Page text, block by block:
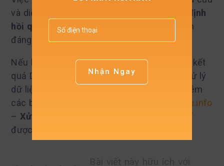
và diễn giải kết quả giúp đảm bảo các
giả định
hồi quy
được thỏa mãn và kết quả phân tích
đáng tin cậy.
Nếu bạn đang gặp khó khăn trong việc đọc kết
quả DW, tra
bảng tra Durbin Watson
hoặc xử lý
dữ liệu trên SPSS, bạn có thể tham khảo thêm
các bài hướng dẫn chuyên sâu tại
xulysolieu.info
– Xử lý số liệu
để
được hỗ trợ trực tiếp.
Nhận Ngay